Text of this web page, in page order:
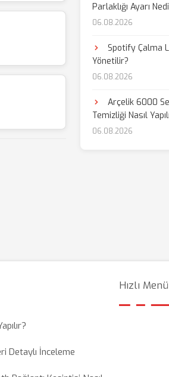
Parlaklığı Ayarı
06.08.2026
Spotify Çalma
Yönetilir?
06.08.2026
Arçelik 6000
Temizliği Nasıl
06.08.2026
Detaylı İnceleme
Hızlı Menü